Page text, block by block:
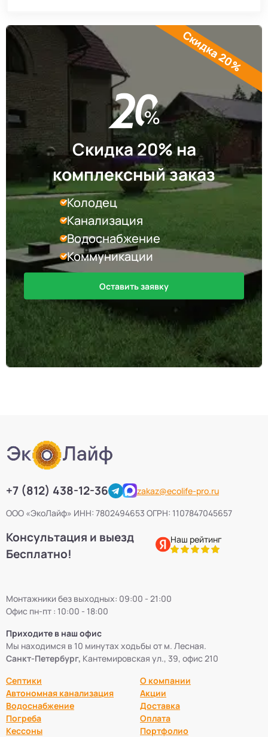
Скидка 20% на
комплексный заказ
Колодец
Канализация
Водоснабжение
Коммуникации
Оставить заявку
Скидка 20%
+7 (812) 438-12-36
zakaz@ecolife-pro.ru
ООО «ЭкоЛайф» ИНН: 7802494653 ОГРН: 1107847045657
Консультация и выезд
Бесплатно!
Наш рейтинг
Монтажники без выходных: 09:00 - 21:00
Офис пн-пт : 10:00 - 18:00
Приходите в наш офис
Мы находимся в 10 минутах ходьбы от м. Лесная.
Санкт-Петербург, Кантемировская ул., 39, офис 210
Септики
Автономная канализация
Водоснабжение
Погреба
Кессоны
О компании
Акции
Доставка
Оплата
Портфолио